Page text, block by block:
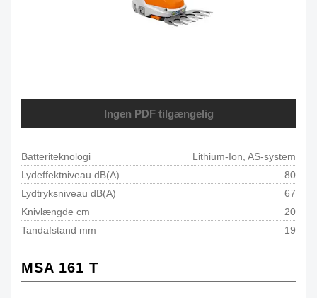
Ingen PDF tilgængelig
Batteriteknologi
Lithium-Ion, AS-system
Lydeffektniveau dB(A)
80
Lydtryksniveau dB(A)
67
Knivlængde cm
20
Tandafstand mm
19
MSA 161 T